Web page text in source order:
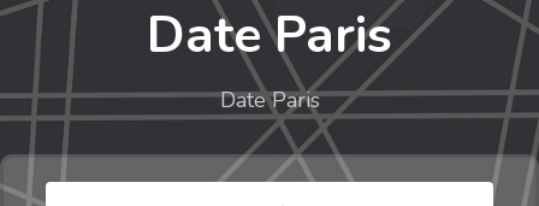
Date Paris
Date Paris